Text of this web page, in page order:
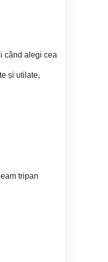
când alegi cea
și utilate,
tripan